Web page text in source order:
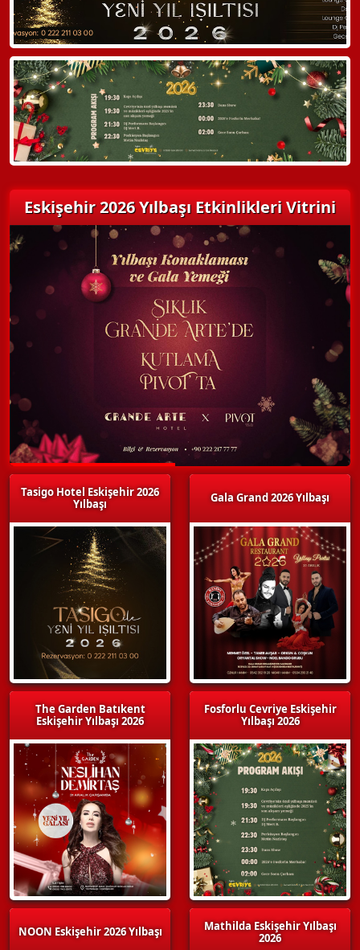
Hemen Arayın
Detaylı Bilgi Alın
Eskişehir 2026 Yılbaşı Etkinlikleri Vitrini
Tasigo Hotel Eskişehir 2026
Yılbaşı
The Garden Batıkent
Eskişehir Yılbaşı 2026
NOON Eskişehir 2026 Yılbaşı
Gala Grand 2026 Yılbaşı
Fosforlu Cevriye Eskişehir
Yılbaşı 2026
Mathilda Eskişehir Yılbaşı
2026